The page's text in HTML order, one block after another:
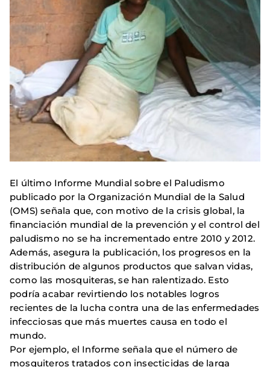
El último Informe Mundial sobre el Paludismo
publicado por la Organización Mundial de la Salud
(OMS) señala que, con motivo de la crisis global, la
financiación mundial de la prevención y el control del
paludismo no se ha incrementado entre 2010 y 2012.
Además, asegura la publicación, los progresos en la
distribución de algunos productos que salvan vidas,
como las mosquiteras, se han ralentizado. Esto
podría acabar revirtiendo los notables logros
recientes de la lucha contra una de las enfermedades
infecciosas que más muertes causa en todo el
mundo.
Por ejemplo, el Informe señala que el número de
mosquiteros tratados con insecticidas de larga